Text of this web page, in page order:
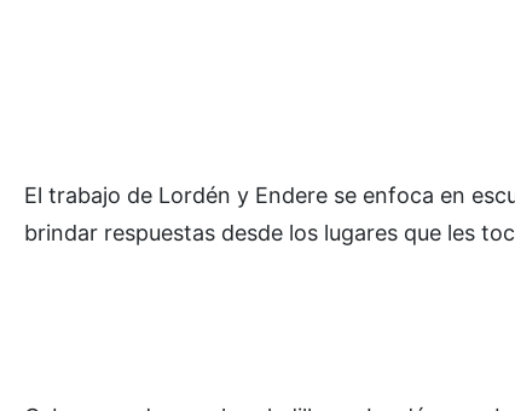
El trabajo de Lordén y Endere se enfoca en
brindar respuestas desde los lugares que les